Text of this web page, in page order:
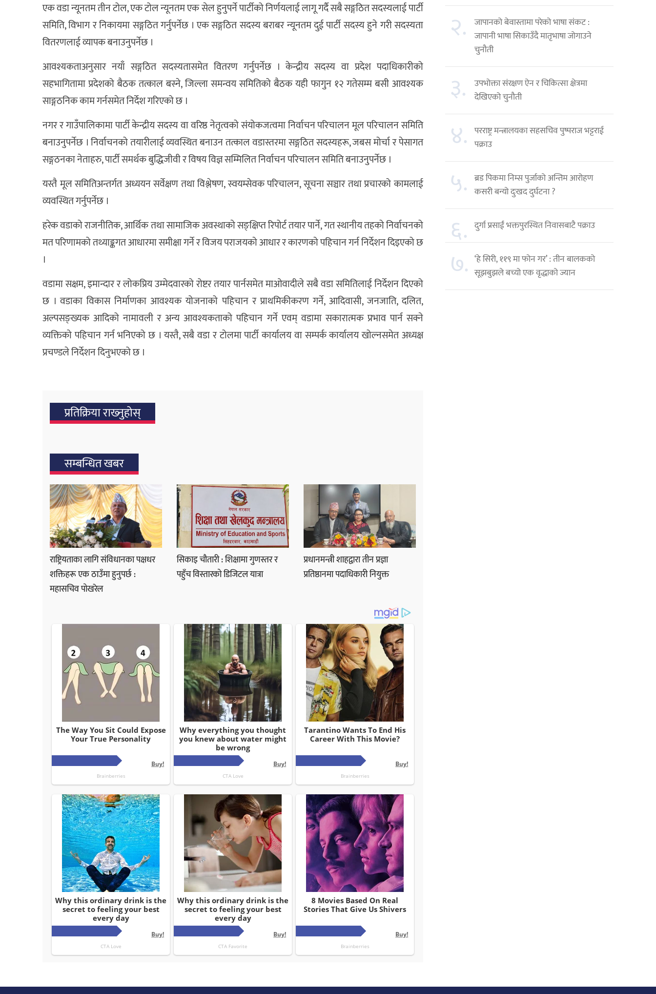
एक वडा न्यूनतम तीन टोल, एक टोल न्यूनतम एक सेल हुनुपर्ने पार्टीको निर्णयलाई लागू गर्दै सबै सङ्गठित सदस्यलाई पार्टी
समिति, विभाग र निकायमा सङ्गठित गर्नुपर्नेछ । एक सङ्गठित सदस्य बराबर न्यूनतम दुई पार्टी सदस्य हुने गरी सदस्यता
वितरणलाई व्यापक बनाउनुपर्नेछ ।
आवश्यकताअनुसार नयाँ सङ्गठित सदस्यतासमेत वितरण गर्नुपर्नेछ । केन्द्रीय सदस्य वा प्रदेश पदाधिकारीको
सहभागितामा प्रदेशको बैठक तत्काल बस्ने, जिल्ला समन्वय समितिको बैठक यही फागुन १२ गतेसम्म बसी आवश्यक
साङ्गठनिक काम गर्नसमेत निर्देश गरिएको छ ।
नगर र गाउँपालिकामा पार्टी केन्द्रीय सदस्य वा वरिष्ठ नेतृत्वको संयोकजत्वमा निर्वाचन परिचालन मूल परिचालन समिति
बनाउनुपर्नेछ । निर्वाचनको तयारीलाई व्यवस्थित बनाउन तत्काल वडास्तरमा सङ्गठित सदस्यहरू, जबस मोर्चा र पेसागत
सङ्गठनका नेताहरु, पार्टी समर्थक बुद्धिजीवी र विषय विज्ञ सम्मिलित निर्वाचन परिचालन समिति बनाउनुपर्नेछ ।
यस्तै मूल समितिअन्तर्गत अध्ययन सर्वेक्षण तथा विश्लेषण, स्वयम्सेवक परिचालन, सूचना सञ्चार तथा प्रचारको कामलाई
व्यवस्थित गर्नुपर्नेछ ।
हरेक वडाको राजनीतिक, आर्थिक तथा सामाजिक अवस्थाको सङ्क्षिप्त रिपोर्ट तयार पार्ने, गत स्थानीय तहको निर्वाचनको
मत परिणामको तथ्याङ्कगत आधारमा समीक्षा गर्ने र विजय पराजयको आधार र कारणको पहिचान गर्न निर्देशन दिइएको छ
।
वडामा सक्षम, इमान्दार र लोकप्रिय उम्मेदवारको रोष्टर तयार पार्नसमेत माओवादीले सबै वडा समितिलाई निर्देशन दिएको
छ । वडाका विकास निर्माणका आवश्यक योजनाको पहिचान र प्राथमिकीकरण गर्ने, आदिवासी, जनजाति, दलित,
अल्पसङ्ख्यक आदिको नामावली र अन्य आवश्यकताको पहिचान गर्ने एवम् वडामा सकारात्मक प्रभाव पार्न सक्ने
व्यक्तिको पहिचान गर्न भनिएको छ । यस्तै, सबै वडा र टोलमा पार्टी कार्यालय वा सम्पर्क कार्यालय खोल्नसमेत अध्यक्ष
प्रचण्डले निर्देशन दिनुभएको छ ।
प्रतिक्रिया राख्‍नुहोस्
सम्बन्धित खबर
राष्ट्रियताका लागि संविधानका पक्षधर
शक्तिहरू एक ठाउँमा हुनुपर्छ :
महासचिव पोखरेल
सिकाइ चौतारी : शिक्षामा गुणस्तर र
पहुँच विस्तारको डिजिटल यात्रा
प्रधानमन्त्री शाहद्वारा तीन प्रज्ञा
प्रतिष्ठानमा पदाधिकारी नियुक्त
२.
जापानको बेवास्तामा परेको भाषा संकट :
जापानी भाषा सिकाउँदै मातृभाषा जोगाउने
चुनौती
३.
उपभोक्ता संरक्षण ऐन र चिकित्सा क्षेत्रमा
देखिएको चुनौती
४. परराष्ट्र मन्त्रालयका सहसचिव पुष्पराज भट्टराई
पक्राउ
५. ब्रड पिकमा निम्स पुर्जाको अन्तिम आरोहण
कसरी बन्यो दुःखद दुर्घटना ?
६. दुर्गा प्रसाईं भक्तपुरस्थित निवासबाटै पक्राउ
७. ‘हे सिरी, ११९ मा फोन गर’ : तीन बालकको
सूझबुझले बच्यो एक वृद्धाको ज्यान